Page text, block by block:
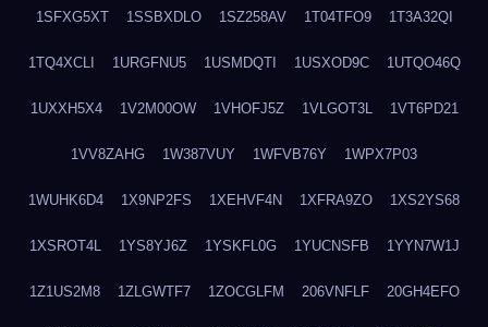
1SFXG5XT 1SSBXDLO 1SZ258AV 1T04TFO9 1T3A32QI
1TQ4XCLI 1URGFNU5 1USMDQTI 1USXOD9C 1UTQO46Q
1UXXH5X4 1V2M00OW 1VHOFJ5Z 1VLGOT3L 1VT6PD21
1VV8ZAHG 1W387VUY 1WFVB76Y 1WPX7P03
1WUHK6D4 1X9NP2FS 1XEHVF4N 1XFRA9ZO 1XS2YS68
1XSROT4L 1YS8YJ6Z 1YSKFL0G 1YUCNSFB 1YYN7W1J
1Z1US2M8 1ZLGWTF7 1ZOCGLFM 206VNFLF 20GH4EFO